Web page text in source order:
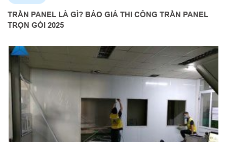
TRẦN PANEL LÀ GÌ? BÁO GIÁ THI CÔNG TRẦN PANEL
TRỌN GÓI 2025